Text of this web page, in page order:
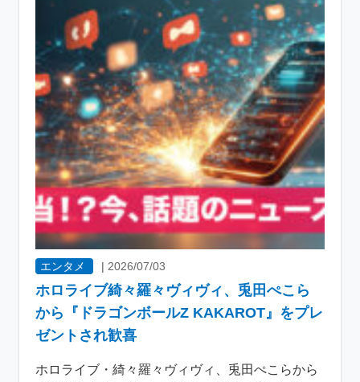
エンタメ |2026/07/03
ホロライブ綺々羅々ヴィヴィ、兎田ぺこら
から『ドラゴンボールZ KAKAROT』をプレ
ゼントされ歓喜
ホロライブ・綺々羅々ヴィヴィ、兎田ぺこらから